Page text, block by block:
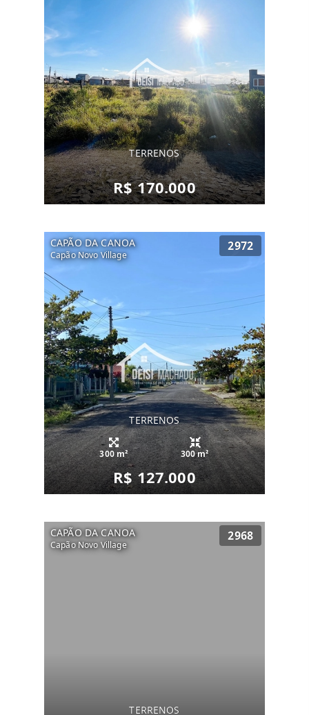
TERRENOS
R$ 170.000
CAPÃO DA CANOA
Capão Novo Village
2972
TERRENOS
300 m² 300 m²
R$ 127.000
CAPÃO DA CANOA
Capão Novo Village
2968
TERRENOS